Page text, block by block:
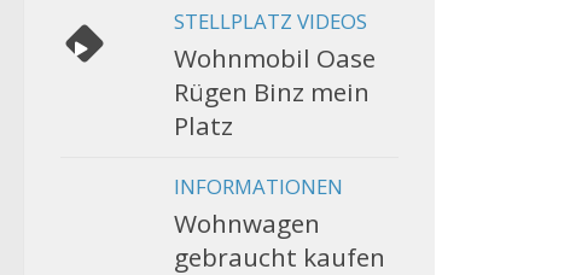
STELLPLATZ VIDEOS
Wohnmobil Oase
Rügen Binz mein
Platz
INFORMATIONEN
Wohnwagen
gebraucht kaufen